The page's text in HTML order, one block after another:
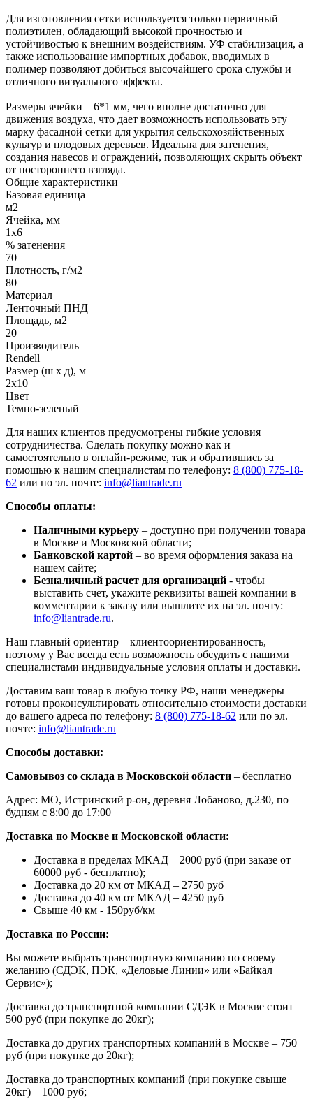
Для изготовления сетки используется только первичный
полиэтилен, обладающий высокой прочностью и
устойчивостью к внешним воздействиям. УФ стабилизация, а
также использование импортных добавок, вводимых в
полимер позволяют добиться высочайшего срока службы и
отличного визуального эффекта.
Размеры ячейки – 6*1 мм, чего вполне достаточно для
движения воздуха, что дает возможность использовать эту
марку фасадной сетки для укрытия сельскохозяйственных
культур и плодовых деревьев. Идеальна для затенения,
создания навесов и ограждений, позволяющих скрыть объект
от постороннего взгляда.
Общие характеристики
Базовая единица
м2
Ячейка, мм
1х6
% затенения
70
Плотность, г/м2
80
Материал
Ленточный ПНД
Площадь, м2
20
Производитель
Rendell
Размер (ш х д), м
2х10
Цвет
Темно-зеленый
Для наших клиентов предусмотрены гибкие условия
сотрудничества. Сделать покупку можно как и
самостоятельно в онлайн-режиме, так и обратившись за
помощью к нашим специалистам по телефону: 8 (800) 775-18-
62 или по эл. почте: info@liantrade.ru
Способы оплаты:
Наличными курьеру – доступно при получении товара
в Москве и Московской области;
Банковской картой – во время оформления заказа на
нашем сайте;
Безналичный расчет для организаций - чтобы
выставить счет, укажите реквизиты вашей компании в
комментарии к заказу или вышлите их на эл. почту:
info@liantrade.ru.
Наш главный ориентир – клиентоориентированность,
поэтому у Вас всегда есть возможность обсудить с нашими
специалистами индивидуальные условия оплаты и доставки.
Доставим ваш товар в любую точку РФ, наши менеджеры
готовы проконсультировать относительно стоимости доставки
до вашего адреса по телефону: 8 (800) 775-18-62 или по эл.
почте: info@liantrade.ru
Способы доставки:
Самовывоз со склада в Московской области – бесплатно
Адрес: МО, Истринский р-он, деревня Лобаново, д.230, по
будням с 8:00 до 17:00
Доставка по Москве и Московской области:
Доставка в пределах МКАД – 2000 руб (при заказе от
60000 руб - бесплатно);
Доставка до 20 км от МКАД – 2750 руб
Доставка до 40 км от МКАД – 4250 руб
Свыше 40 км - 150руб/км
Доставка по России:
Вы можете выбрать транспортную компанию по своему
желанию (СДЭК, ПЭК, «Деловые Линии» или «Байкал
Сервис»);
Доставка до транспортной компании СДЭК в Москве стоит
500 руб (при покупке до 20кг);
Доставка до других транспортных компаний в Москве – 750
руб (при покупке до 20кг);
Доставка до транспортных компаний (при покупке свыше
20кг) – 1000 руб;